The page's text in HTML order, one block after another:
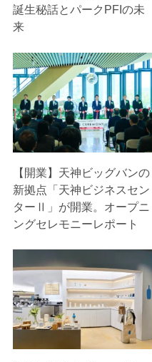
誕生秘話とパークPFIの未
来
【開業】天神ビッグバンの
新拠点「天神ビジネスセン
ターⅡ」が開業。オープニ
ングセレモニーレポート